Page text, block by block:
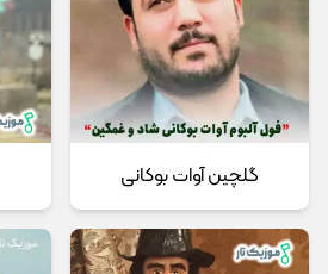
گلچین آوات بوکانی